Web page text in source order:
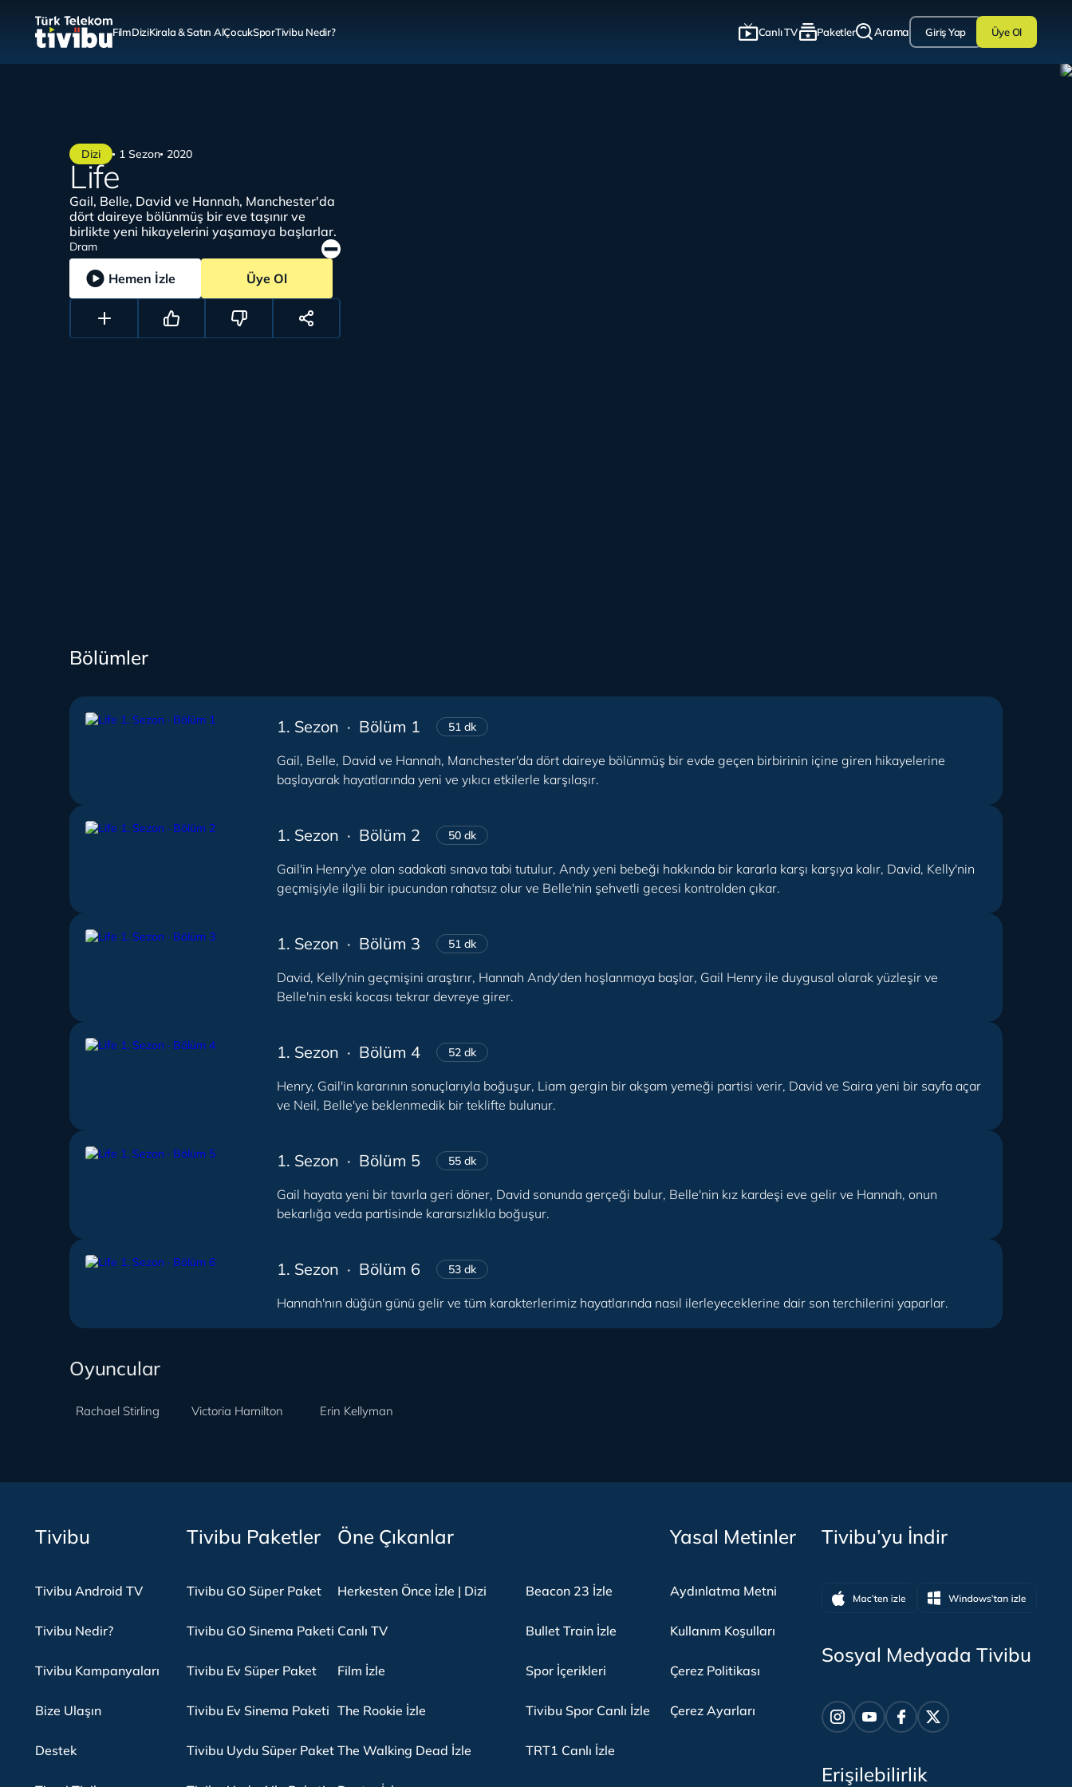
FilmDiziKirala & Satın AlÇocukSporTivibu Nedir? Canlı TV Paketler Arama Giriş Yap Üye Ol
Dizi 1 Sezon 2020
Life
Gail, Belle, David ve Hannah, Manchester'da
dört daireye bölünmüş bir eve taşınır ve
birlikte yeni hikayelerini yaşamaya başlarlar.
Dram
Hemen İzle Üye Ol
Bölümler
1. Sezon · Bölüm 1 51 dk
Gail, Belle, David ve Hannah, Manchester'da dört daireye bölünmüş bir evde geçen birbirinin içine giren hikayelerine
başlayarak hayatlarında yeni ve yıkıcı etkilerle karşılaşır.
1. Sezon · Bölüm 2 50 dk
Gail'in Henry'ye olan sadakati sınava tabi tutulur, Andy yeni bebeği hakkında bir kararla karşı karşıya kalır, David, Kelly'nin
geçmişiyle ilgili bir ipucundan rahatsız olur ve Belle'nin şehvetli gecesi kontrolden çıkar.
1. Sezon · Bölüm 3 51 dk
David, Kelly'nin geçmişini araştırır, Hannah Andy'den hoşlanmaya başlar, Gail Henry ile duygusal olarak yüzleşir ve
Belle'nin eski kocası tekrar devreye girer.
1. Sezon · Bölüm 4 52 dk
Henry, Gail'in kararının sonuçlarıyla boğuşur, Liam gergin bir akşam yemeği partisi verir, David ve Saira yeni bir sayfa açar
ve Neil, Belle'ye beklenmedik bir teklifte bulunur.
1. Sezon · Bölüm 5 55 dk
Gail hayata yeni bir tavırla geri döner, David sonunda gerçeği bulur, Belle'nin kız kardeşi eve gelir ve Hannah, onun
bekarlığa veda partisinde kararsızlıkla boğuşur.
1. Sezon · Bölüm 6 53 dk
Hannah'nın düğün günü gelir ve tüm karakterlerimiz hayatlarında nasıl ilerleyeceklerine dair son terchilerini yaparlar.
Oyuncular
Rachael Stirling Victoria Hamilton Erin Kellyman
Tivibu
Tivibu Android TV
Tivibu Nedir?
Tivibu Kampanyaları
Bize Ulaşın
Destek
Tivibu Paketler
Tivibu GO Süper Paket
Tivibu GO Sinema Paketi
Tivibu Ev Süper Paket
Tivibu Ev Sinema Paketi
Tivibu Uydu Süper Paket
Öne Çıkanlar
Herkesten Önce İzle | Dizi
Canlı TV
Film İzle
The Rookie İzle
The Walking Dead İzle
Beacon 23 İzle
Bullet Train İzle
Spor İçerikleri
Tivibu Spor Canlı İzle
TRT1 Canlı İzle
Yasal Metinler
Aydınlatma Metni
Kullanım Koşulları
Çerez Politikası
Çerez Ayarları
Tivibu’yu İndir
Sosyal Medyada Tivibu
Erişilebilirlik